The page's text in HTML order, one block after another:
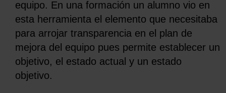
equipo. En una formación un alumno vio en
esta herramienta el elemento que necesitaba
para arrojar transparencia en el plan de
mejora del equipo pues permite establecer un
objetivo, el estado actual y un estado
objetivo.